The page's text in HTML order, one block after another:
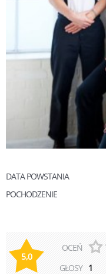
DATA POWSTANIA
POCHODZENIE
5,0
OCEŃ
GŁOSY 1